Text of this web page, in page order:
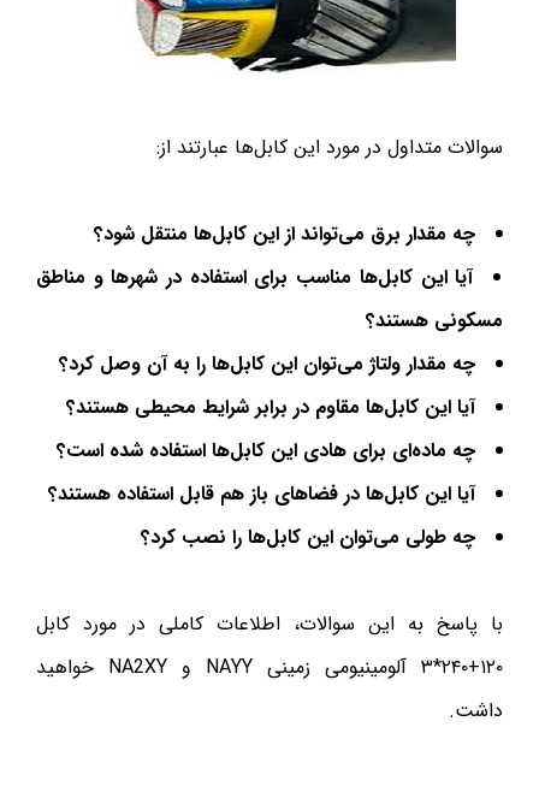
سوالات متداول در مورد این کابل‌ها عبارتند از:
چه مقدار برق می‌تواند از این کابل‌ها منتقل شود؟
آیا این کابل‌ها مناسب برای استفاده در شهرها و مناطق
مسکونی هستند؟
چه مقدار ولتاژ می‌توان این کابل‌ها را به آن وصل کرد؟
آیا این کابل‌ها مقاوم در برابر شرایط محیطی هستند؟
چه ماده‌ای برای هادی این کابل‌ها استفاده شده است؟
آیا این کابل‌ها در فضاهای باز هم قابل استفاده هستند؟
چه طولی می‌توان این کابل‌ها را نصب کرد؟
با پاسخ به این سوالات، اطلاعات کاملی در مورد کابل
۱۲۰+۲۴۰*۳ آلومینیومی زمینی NAYY و NA2XY خواهید
داشت.